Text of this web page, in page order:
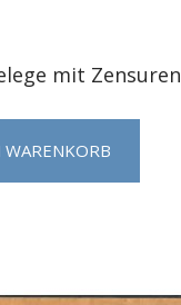
mit Zensuren